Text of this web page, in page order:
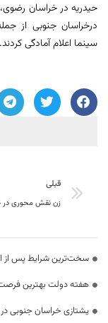
حیدریه در خراسان
درخراسان جنوبی از
سینما اعلام آمادگی کردند.
قبلی
سخت‌ترین شرایط پس از
هفته دولت بهترین
یشتازی خراسان جنوبی